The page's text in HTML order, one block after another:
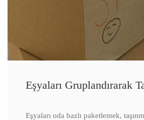
Eşyaları Gruplandırarak
Eşyaları oda bazlı paketlemek,